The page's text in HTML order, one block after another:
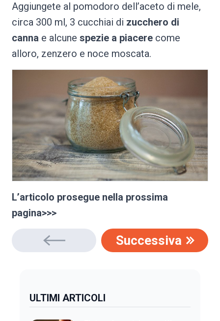
Aggiungete al pomodoro dell’aceto di mele,
circa 300 ml, 3 cucchiai di zucchero di
canna e alcune spezie a piacere come
alloro, zenzero e noce moscata.
L’articolo prosegue nella prossima
pagina>>>
Successiva
ULTIMI ARTICOLI